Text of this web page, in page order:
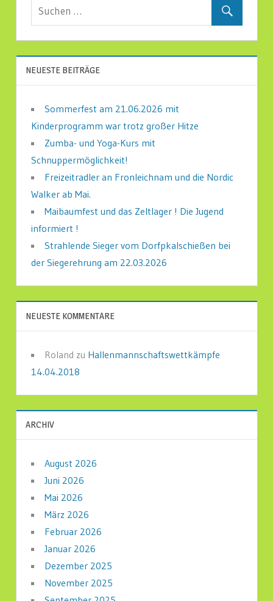
NEUESTE BEITRÄGE
Sommerfest am 21.06.2026 mit
Kinderprogramm war trotz großer Hitze
Zumba- und Yoga-Kurs mit
Schnuppermöglichkeit!
Freizeitradler an Fronleichnam und die Nordic
Walker ab Mai.
Maibaumfest und das Zeltlager ! Die Jugend
informiert !
Strahlende Sieger vom Dorfpkalschießen bei
der Siegerehrung am 22.03.2026
NEUESTE KOMMENTARE
Roland zu Hallenmannschaftswettkämpfe
14.04.2018
ARCHIV
August 2026
Juni 2026
Mai 2026
März 2026
Februar 2026
Januar 2026
Dezember 2025
November 2025